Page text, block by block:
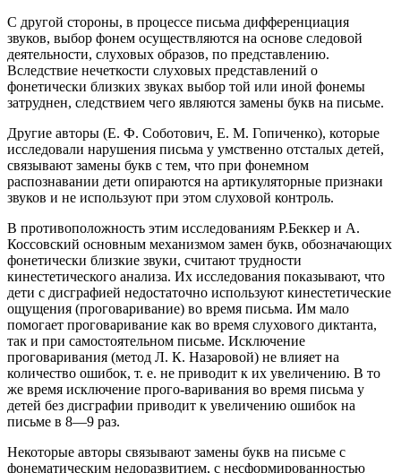
С другой стороны, в процессе письма дифференциация
звуков, выбор фонем осуществляются на основе следовой
деятельности, слуховых образов, по представлению.
Вследствие нечеткости слуховых представлений о
фонетически близких звуках выбор той или иной фонемы
затруднен, следствием чего являются замены букв на письме.
Другие авторы (Е. Ф. Соботович, Е. М. Гопиченко), которые
исследовали нарушения письма у умственно отсталых детей,
связывают замены букв с тем, что при фонемном
распознавании дети опираются на артикуляторные признаки
звуков и не используют при этом слуховой контроль.
В противоположность этим исследованиям Р.Беккер и А.
Коссовский основным механизмом замен букв, обозначающих
фонетически близкие звуки, считают трудности
кинестетического анализа. Их исследования показывают, что
дети с дисграфией недостаточно используют кинестетические
ощущения (проговаривание) во время письма. Им мало
помогает проговаривание как во время слухового диктанта,
так и при самостоятельном письме. Исключение
проговаривания (метод Л. К. Назаровой) не влияет на
количество ошибок, т. е. не приводит к их увеличению. В то
же время исключение прого-варивания во время письма у
детей без дисграфии приводит к увеличению ошибок на
письме в 8—9 раз.
Некоторые авторы связывают замены букв на письме с
фонематическим недоразвитием, с несформированностью